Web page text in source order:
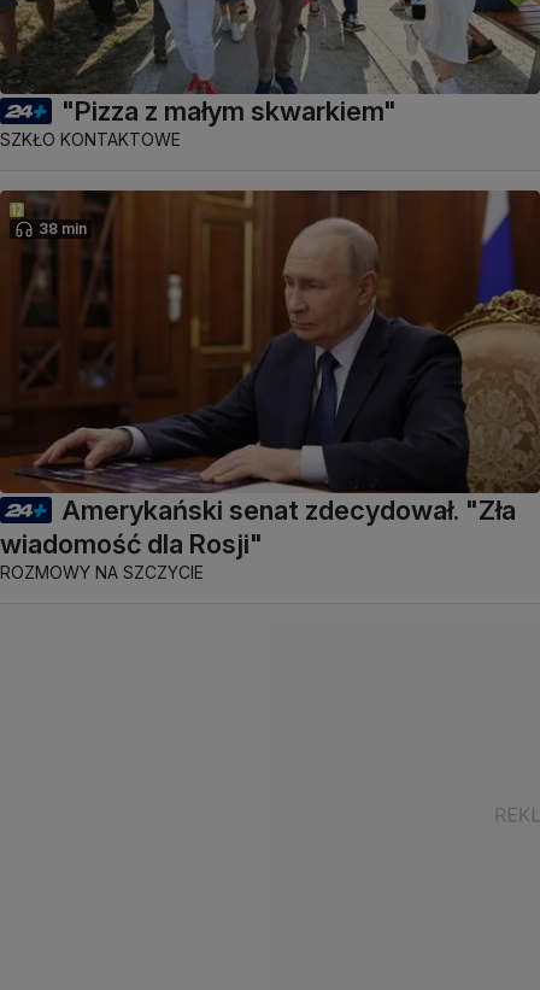
"Pizza z małym skwarkiem"
SZKŁO KONTAKTOWE
38 min
Amerykański senat zdecydował. "Zła
wiadomość dla Rosji"
ROZMOWY NA SZCZYCIE